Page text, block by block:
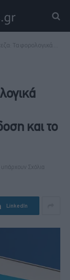
οδηγούν σε νέα δημοσιονομική υπεραπόδοση και το 2026
και το
Σχόλια
LinkedIn